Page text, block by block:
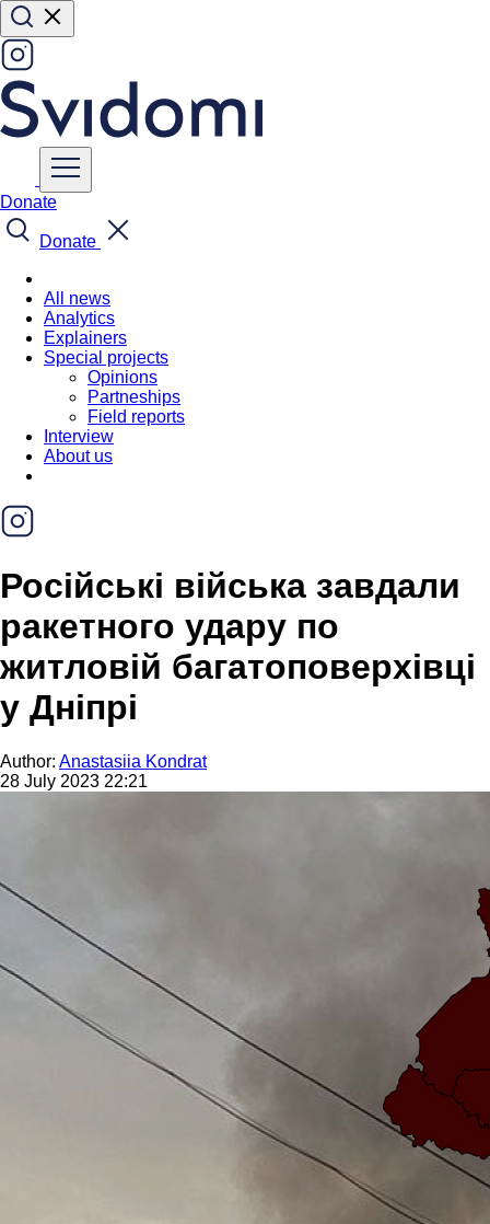
Donate
Donate
All news
Analytics
Explainers
Special projects
Opinions
Partneships
Field reports
Interview
About us
Російські війська завдали
ракетного удару по
житловій багатоповерхівці
у Дніпрі
Author: Anastasiia Kondrat
28 July 2023 22:21